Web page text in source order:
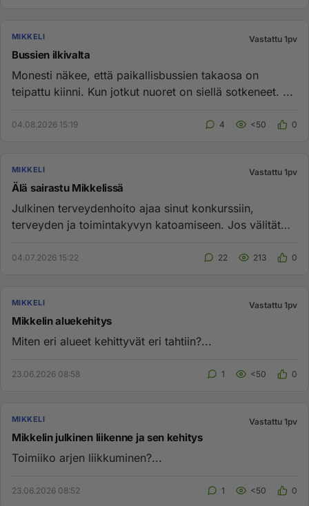
MIKKELI Vastattu 1pv
Bussien ilkivalta
Monesti näkee, että paikallisbussien takaosa on
teipattu kiinni. Kun jotkut nuoret on siellä sotkeneet. ...
04.08.2026 15:19 4 <50 0
MIKKELI Vastattu 1pv
Älä sairastu Mikkelissä
Julkinen terveydenhoito ajaa sinut konkurssiin,
terveyden ja toimintakyvyn katoamiseen. Jos välität
04.07.2026 15:22 22 213 0
MIKKELI Vastattu 1pv
Mikkelin aluekehitys
Miten eri alueet kehittyvät eri tahtiin?...
23.06.2026 08:58 1 <50 0
MIKKELI Vastattu 1pv
Mikkelin julkinen liikenne ja sen kehitys
Toimiiko arjen liikkuminen?...
23.06.2026 08:52 1 <50 0